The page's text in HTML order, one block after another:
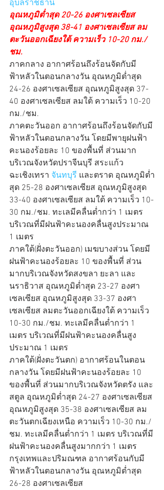
อุบลราชธานี
อุณหภูมิต่ำสุด 20-26 องศาเซลเซียส
อุณหภูมิสูงสุด 38-41 องศาเซลเซียส ลม
ตะวันออกเฉียงใต้ ความเร็ว 10-20 กม./
ชม.
ภาคกลาง อากาศร้อนถึงร้อนจัดกับมี
ฟ้าหลัวในตอนกลางวัน อุณหภูมิต่ำสุด
24-26 องศาเซลเซียส อุณหภูมิสูงสุด 37-
40 องศาเซลเซียส ลมใต้ ความเร็ว 10-20
กม./ชม.
ภาคตะวันออก อากาศร้อนถึงร้อนจัดกับมี
ฟ้าหลัวในตอนกลางวัน โดยมีพายุฝนฟ้า
คะนองร้อยละ 10 ของพื้นที่ ส่วนมาก
บริเวณจังหวัดปราจีนบุรี สระแก้ว
ฉะเชิงเทรา จันทบุรี และตราด อุณหภูมิต่ำ
สุด 25-28 องศาเซลเซียส อุณหภูมิสูงสุด
33-40 องศาเซลเซียส ลมใต้ ความเร็ว 10-
30 กม./ชม. ทะเลมีคลื่นต่ำกว่า 1 เมตร
บริเวณที่มีฝนฟ้าคะนองคลื่นสูงประมาณ
1 เมตร
ภาคใต้(ฝั่งตะวันออก) เมฆบางส่วน โดยมี
ฝนฟ้าคะนองร้อยละ 10 ของพื้นที่ ส่วน
มากบริเวณจังหวัดสงขลา ยะลา และ
นราธิวาส อุณหภูมิต่ำสุด 23-27 องศา
เซลเซียส อุณหภูมิสูงสุด 33-37 องศา
เซลเซียส ลมตะวันออกเฉียงใต้ ความเร็ว
10-30 กม./ชม. ทะเลมีคลื่นต่ำกว่า 1
เมตร บริเวณที่มีฝนฟ้าคะนองคลื่นสูง
ประมาณ 1 เมตร
ภาคใต้(ฝั่งตะวันตก) อากาศร้อนในตอน
กลางวัน โดยมีฝนฟ้าคะนองร้อยละ 10
ของพื้นที่ ส่วนมากบริเวณจังหวัดตรัง และ
สตูล อุณหภูมิต่ำสุด 24-27 องศาเซลเซียส
อุณหภูมิสูงสุด 35-38 องศาเซลเซียส ลม
ตะวันตกเฉียงเหนือ ความเร็ว 10-30 กม./
ชม. ทะเลมีคลื่นต่ำกว่า 1 เมตร บริเวณที่มี
ฝนฟ้าคะนองคลื่นสูงมากกว่า 1 เมตร
กรุงเทพและปริมณฑล อากาศร้อนกับมี
ฟ้าหลัวในตอนกลางวัน อุณหภูมิต่ำสุด
26-28 องศาเซลเซียส